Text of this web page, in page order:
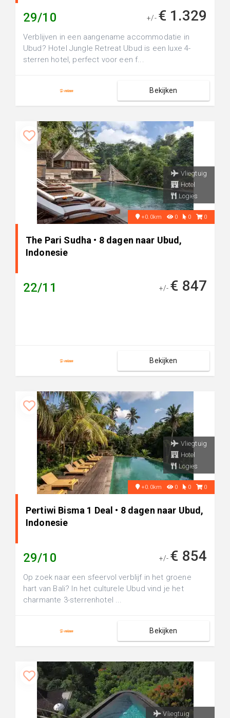
29/10 +/- € 1.329
Verblijven in een aangename accommodatie in
Ubud? Hotel Jungle Retreat Ubud is een luxe 4-
sterren hotel, perfect voor een f...
Bekijken
Vliegtuig
Hotel
Logies
+0.0km 0 0 0
The Pari Sudha • 8 dagen naar Ubud,
Indonesie
22/11 +/- € 847
Bekijken
Vliegtuig
Hotel
Logies
+0.0km 0 0 0
Pertiwi Bisma 1 Deal • 8 dagen naar Ubud,
Indonesie
29/10 +/- € 854
Op zoek naar een sfeervol verblijf in het groene
hart van Bali? In het culturele Ubud vind je het
charmante 3-sterrenhotel ...
Bekijken
Vliegtuig